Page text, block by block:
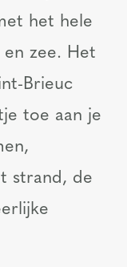
het hele
en zee. Het
Brieuc
toe aan je
strand, de